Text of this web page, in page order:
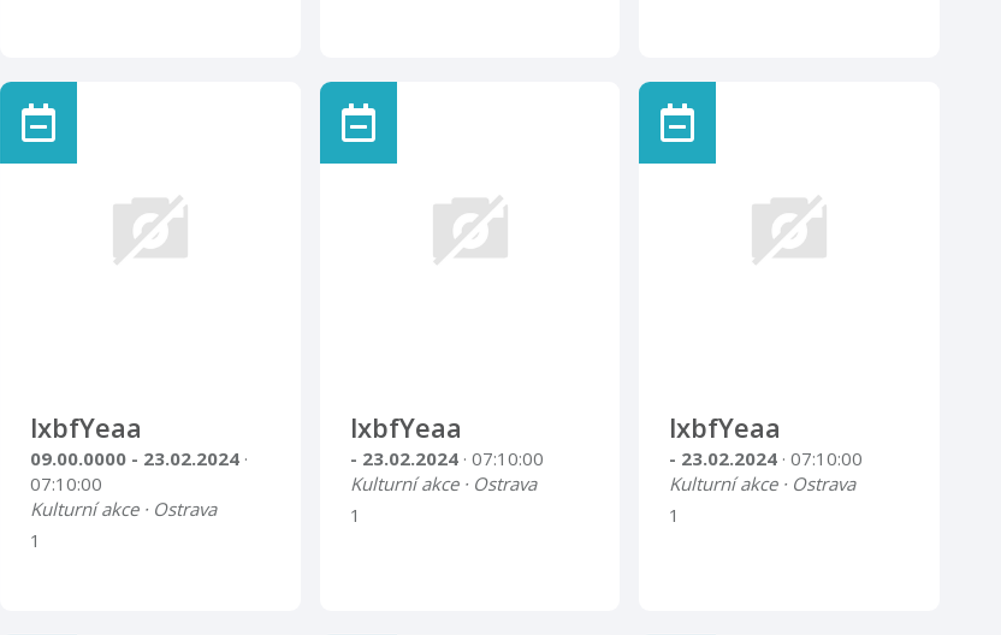
lxbfYeaa
09.00.0000 - 23.02.2024 ·
07:10:00
Kulturní akce · Ostrava
1
lxbfYeaa
- 23.02.2024 · 07:10:00
Kulturní akce · Ostrava
1
lxbfYeaa
- 23.02.2024 · 07:10:00
Kulturní akce · Ostrava
1